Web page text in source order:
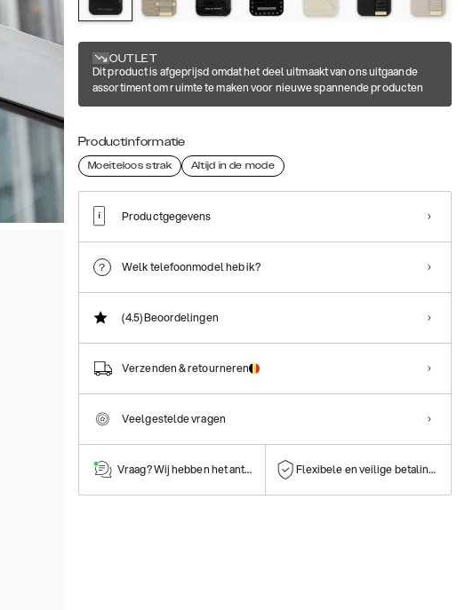
OUTLET
Dit product is afgeprijsd omdat het deel uitmaakt van ons uitgaande
assortiment om ruimte te maken voor nieuwe spannende producten
Productinformatie
Moeiteloos strak Altijd in de mode
Productgegevens
Welk telefoonmodel heb ik?
(4.5)Beoordelingen
Verzenden & retourneren
Veelgestelde vragen
Vraag? Wij hebben het antwoord! Flexibele en veilige betalingen